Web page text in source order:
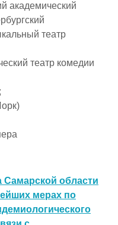
академический
театр
театр комедии
;
Самарской области
мерах по